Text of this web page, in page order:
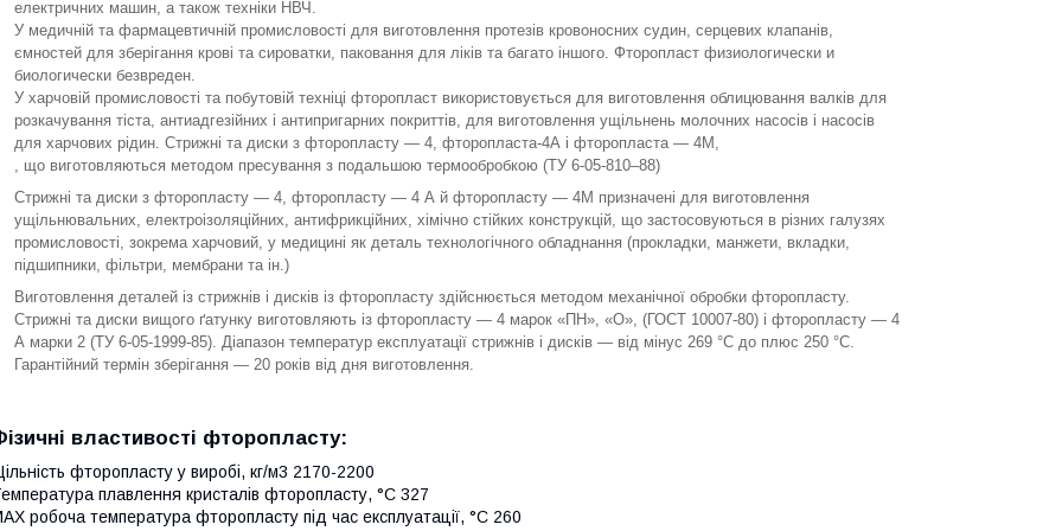
електричних машин, а також техніки НВЧ.
У медичній та фармацевтичній промисловості для виготовлення протезів кровоносних судин, серцевих клапанів,
ємностей для зберігання крові та сироватки, паковання для ліків та багато іншого. Фторопласт физиологически и
биологически безвреден.
У харчовій промисловості та побутовій техніці фторопласт використовується для виготовлення облицювання валків для
розкачування тіста, антиадгезійних і антипригарних покриттів, для виготовлення ущільнень молочних насосів і насосів
для харчових рідин. Стрижні та диски з фторопласту — 4, фторопласта-4А і фторопласта — 4М,
, що виготовляються методом пресування з подальшою термообробкою (ТУ 6-05-810–88)
Стрижні та диски з фторопласту — 4, фторопласту — 4 А й фторопласту — 4М призначені для виготовлення
ущільнювальних, електроізоляційних, антифрикційних, хімічно стійких конструкцій, що застосовуються в різних галузях
промисловості, зокрема харчовий, у медицині як деталь технологічного обладнання (прокладки, манжети, вкладки,
підшипники, фільтри, мембрани та ін.)
Виготовлення деталей із стрижнів і дисків із фторопласту здійснюється методом механічної обробки фторопласту.
Стрижні та диски вищого ґатунку виготовляють із фторопласту — 4 марок «ПН», «О», (ГОСТ 10007-80) і фторопласту — 4
А марки 2 (ТУ 6-05-1999-85). Діапазон температур експлуатації стрижнів і дисків — від мінус 269 °C до плюс 250 °C.
Гарантійний термін зберігання — 20 років від дня виготовлення.
властивості фторопласту:
фторопласту у виробі, кг/м3 2170-2200
плавлення кристалів фторопласту, °C 327
робоча температура фторопласту під час експлуатації, °C 260